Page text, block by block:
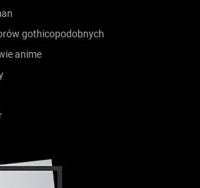
gothicopodobnych
anime